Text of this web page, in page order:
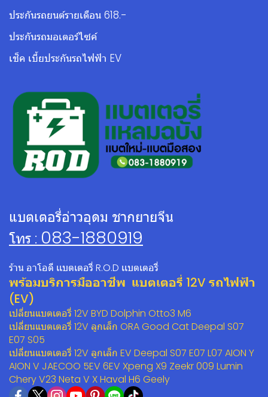
ประกันรถยนต์รายเดือน 618.-
ประกันรถมอเตอร์ไซค์
เช็ค เบี้ยประกันรถไฟฟ้า EV
แบตเตอรี่อ่าวอุดม ชากยายจีน
โทร : 083-1880919
ร้าน อาโอดี เเบตเตอรี่ R.O.D เเบตเตอรี่
พร้อมบริการมืออาชีพ แบตเตอรี่ 12V รถไฟฟ้า
(EV)
เปลี่ยนแบตเตอรี่ 12V BYD Dolphin Otto3 M6
เปลี่ยนแบตเตอรี่ 12V ลูกเล็ก ORA Good Cat Deepal S07
E07 S05
เปลี่ยนแบตเตอรี่ 12V ลูกเล็ก EV Deepal S07 E07 L07 AION Y
AION V JAECOO 5EV 6EV Xpeng X9 Zeekr 009 Lumin
Chery V23 Neta V X Haval H6 Geely